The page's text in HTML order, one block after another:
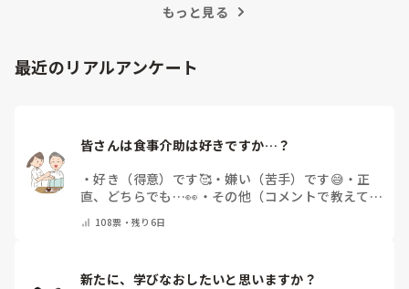
もっと見る
最近のリアルアンケート
皆さんは食事介助は好きですか…？
・好き（得意）です🥰・嫌い（苦手）です😅 ・ 正
直、どちらでも…👀 ・ その他（コメントで教えてく
108票・残り6日
新たに、学びなおしたいと思いますか？